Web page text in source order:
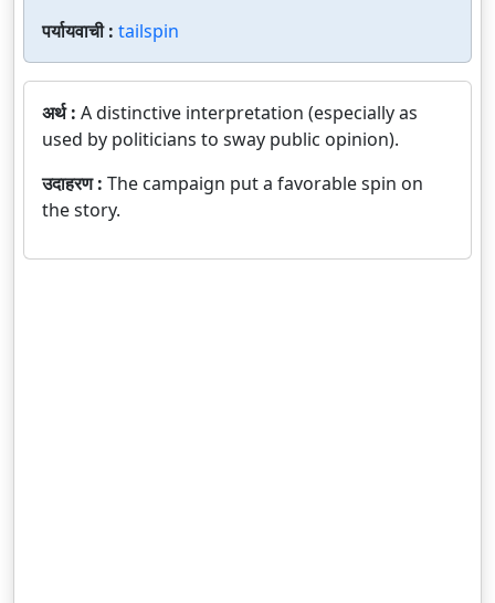
पर्यायवाची : tailspin
अर्थ : A distinctive interpretation (especially as
used by politicians to sway public opinion).
उदाहरण : The campaign put a favorable spin on
the story.